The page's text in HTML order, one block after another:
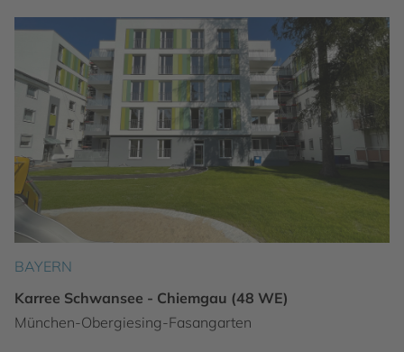
BAYERN
Karree Schwansee - Chiemgau (48 WE)
München-Obergiesing-Fasangarten